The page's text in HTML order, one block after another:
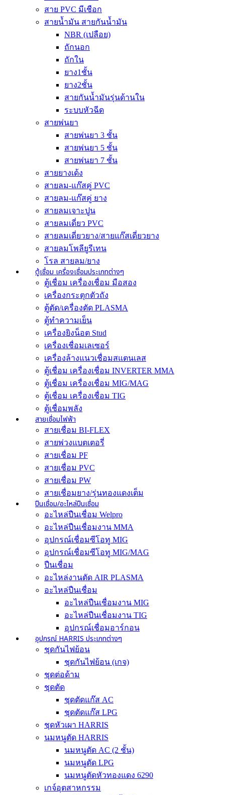
สาย PVC มีเชือก
สายน้ำมัน สายกันน้ำมัน
NBR (เปลือย)
ถักนอก
ถักใน
ยาง1ชั้น
ยาง2ชั้น
สายกันน้ำมันรุ่นด้านใน
ระบบหัวฉีด
สายพ่นยา
สายพ่นยา 3 ชั้น
สายพ่นยา 5 ชั้น
สายพ่นยา 7 ชั้น
สายยางเด้ง
สายลม-แก๊สคู่ PVC
สายลม-แก๊สคู่ ยาง
สายลมเจาะปูน
สายลมเดี่ยว PVC
สายลมเดี่ยวยาง/สายแก๊สเดี่ยวยาง
สายลมโพลียูรีเทน
โรล สายลม/ยาง
ตู้เชื่อม เครื่องเชื่อมประเภทต่างๆ
ตู้เชื่อม เครื่องเชื่อม มือสอง
เครื่องกระตุกตัวถัง
ตู้ตัด/เครื่องตัด PLASMA
ตู้ทำความเย็น
เครื่องยิงน็อต Stud
เครื่องเชื่อมเลเซอร์
เครื่องล้างแนวเชื่อมสแตนเลส
ตู้เชื่อม เครื่องเชื่อม INVERTER MMA
ตู้เชื่อม เครื่องเชื่อม MIG/MAG
ตู้เชื่อม เครื่องเชื่อม TIG
ตู้เชื่อมพลัง
สายเชื่อมไฟฟ้า
สายเชื่อม BI-FLEX
สายพ่วงแบตเตอรี่
สายเชื่อม PF
สายเชื่อม PVC
สายเชื่อม PW
สายเชื่อมยาง/รุ่นทองแดงเต็ม
ปืนเชื่อม/อะไหล่ปืนเชื่อม
อะไหล่ปืนเชื่อม Welpro
อะไหล่ปืนเชื่อมงาน MMA
อุปกรณ์เชื่อมซีโอทู MIG
อุปกรณ์เชื่อมซีโอทู MIG/MAG
ปืนเชื่อม
อะไหล่งานตัด AIR PLASMA
อะไหล่ปืนเชื่อม
อะไหล่ปืนเชื่อมงาน MIG
อะไหล่ปืนเชื่อมงาน TIG
อุปกรณ์เชื่อมอาร์กอน
อุปกรณ์ HARRIS ประเภทต่างๆ
ชุดกันไฟย้อน
ชุดกันไฟย้อน (เกจ)
ชุดต่อด้าม
ชุดตัด
ชุดตัดแก๊ส AC
ชุดตัดแก๊ส LPG
ชุดหัวเผา HARRIS
นมหนูตัด HARRIS
นมหนูตัด AC (2 ชั้น)
นมหนูตัด LPG
นมหนูตัดหัวทองแดง 6290
เกจ์อุตสาหกรรม